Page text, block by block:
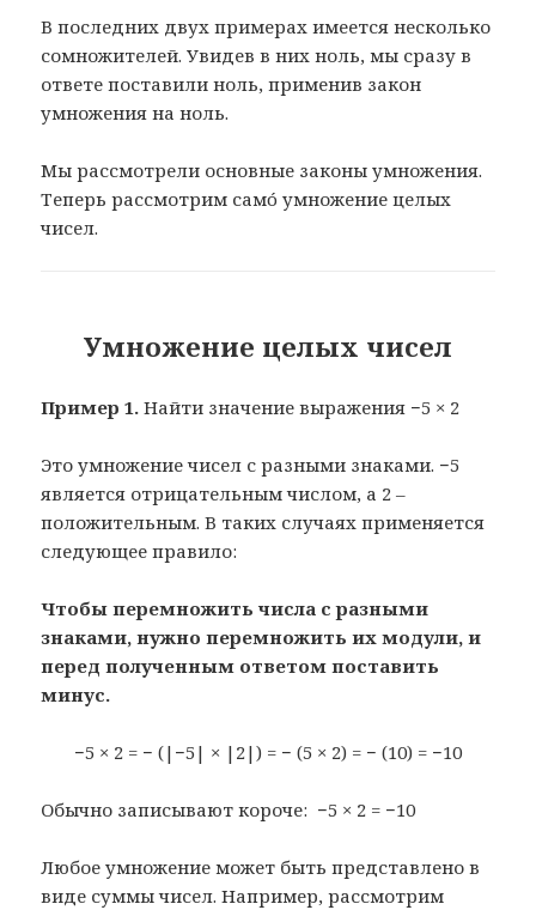
В последних двух примерах имеется несколько
сомножителей. Увидев в них ноль, мы сразу в
ответе поставили ноль, применив закон
умножения на ноль.
Мы рассмотрели основные законы умножения.
Теперь рассмотрим самó умножение целых
чисел.
Умножение целых чисел
Пример 1. Найти значение выражения −5 × 2
Это умножение чисел с разными знаками. −5
является отрицательным числом, а 2 –
положительным. В таких случаях применяется
следующее правило:
Чтобы перемножить числа с разными
знаками, нужно перемножить их модули, и
перед полученным ответом поставить
минус.
−5 × 2 = − (|−5| × |2|) = − (5 × 2) = − (10) = −10
Обычно записывают короче: −5 × 2 = −10
Любое умножение может быть представлено в
виде суммы чисел. Например, рассмотрим